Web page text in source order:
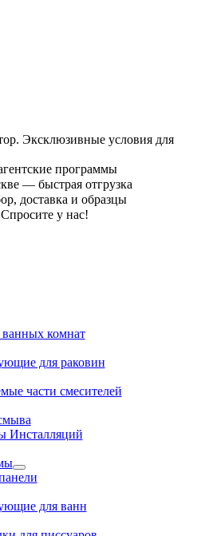
Эксклюзивные условия для
программы
— быстрая отгрузка
доставка и образцы
у нас!
комнат
для раковин
части смесителей
Инсталляций
для ванн